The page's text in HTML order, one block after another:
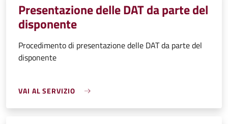
Presentazione delle DAT da parte del
disponente
Procedimento di presentazione delle DAT da parte del
disponente
VAI AL SERVIZIO